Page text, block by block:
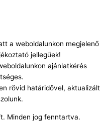
a weboldalunkon megjelenő
jellegűek!
ajánlatkérés
rövid határidővel, aktualizált
Minden jog fenntartva.